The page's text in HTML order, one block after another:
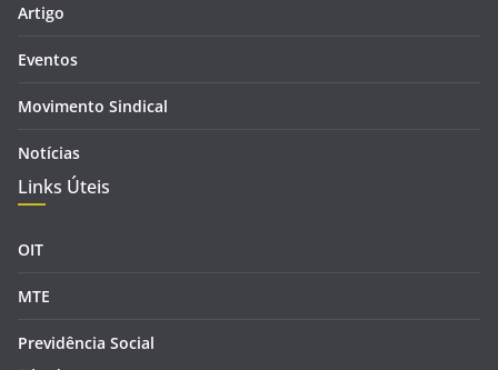
Artigo
Eventos
Movimento Sindical
Notícias
Links Úteis
OIT
MTE
Previdência Social